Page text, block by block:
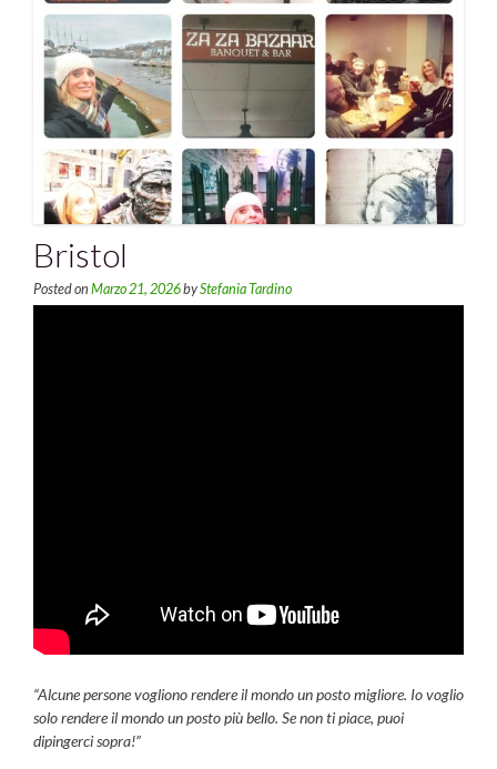
Bristol
Posted on Marzo 21, 2026byStefania Tardino
“Alcune persone vogliono rendere il mondo un posto migliore. Io voglio
solo rendere il mondo un posto più bello. Se non ti piace, puoi
dipingerci sopra!”